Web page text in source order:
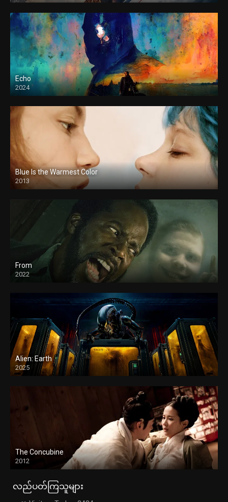
Echo
2024
Blue Is the Warmest Color
2013
From
2022
Alien: Earth
2025
The Concubine
2012
လည်ပတ်ကြသူများ